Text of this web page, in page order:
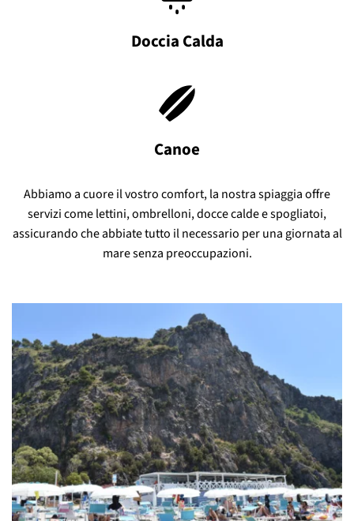
Doccia Calda
Canoe
Abbiamo a cuore il vostro comfort, la nostra spiaggia offre
servizi come lettini, ombrelloni, docce calde e spogliatoi,
assicurando che abbiate tutto il necessario per una giornata al
mare senza preoccupazioni.